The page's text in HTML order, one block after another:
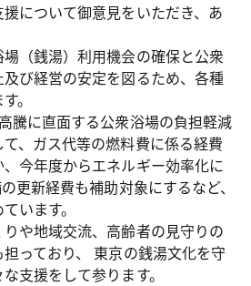
について御意見をいただき、あ
（銭湯）利用機会の確保と公衆
び経営の安定を図るため、各種
。
騰に直面する公衆浴場の負担軽減
、ガス代等の燃料費に係る経費
今年度からエネルギー効率化に
更新経費も補助対象にするなど、
います。
や地域交流、高齢者の見守りの
っており、 東京の銭湯文化を守
支援をして参ります。